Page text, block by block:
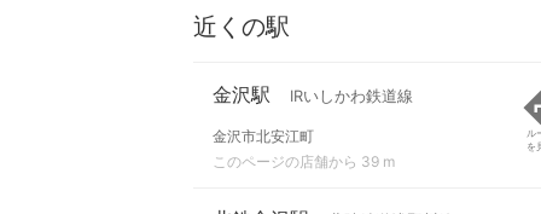
近くの駅
金沢駅 IRいしかわ鉄道線
金沢市北安江町
このページの店舗から 39 m
ル
を